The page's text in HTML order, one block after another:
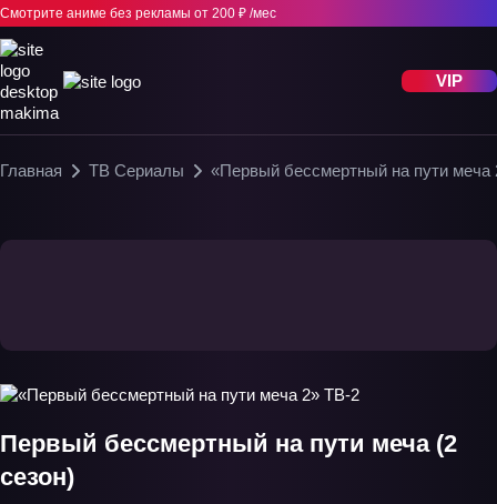
Смотрите аниме без рекламы от 200 ₽ /мес
VIP
Главная ТВ Сериалы «Первый бессмертный на пути меча
Первый бессмертный на пути меча (2
сезон)